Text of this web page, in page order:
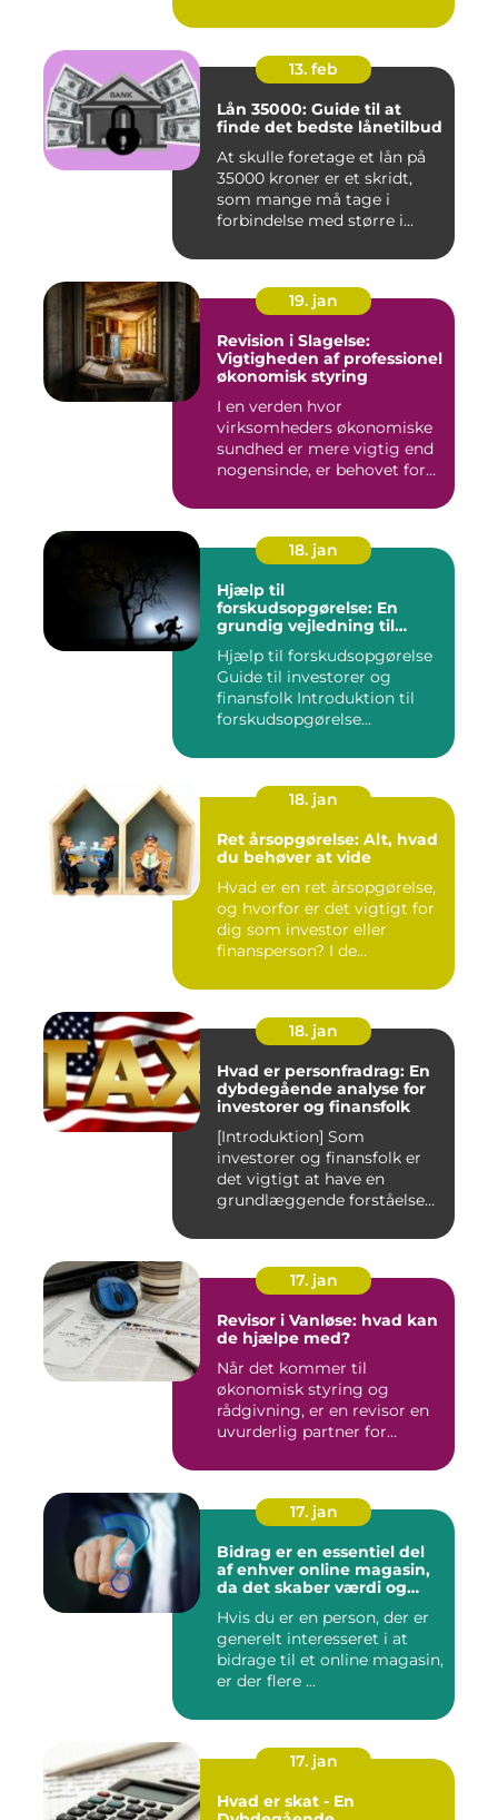
13. feb
Lån 35000: Guide til at
finde det bedste lånetilbud
At skulle foretage et lån på
35000 kroner er et skridt,
som mange må tage i
forbindelse med større i...
19. jan
Revision i Slagelse:
Vigtigheden af professionel
økonomisk styring
I en verden hvor
virksomheders økonomiske
sundhed er mere vigtig end
nogensinde, er behovet for
18. jan
Hjælp til
forskudsopgørelse: En
grundig vejledning til
Hjælp til forskudsopgørelse
Guide til investorer og
finansfolk Introduktion til
forskudsopgørelse...
18. jan
Ret årsopgørelse: Alt, hvad
du behøver at vide
Hvad er en ret årsopgørelse,
og hvorfor er det vigtigt for
dig som investor eller
finansperson? I de...
18. jan
Hvad er personfradrag: En
dybdegående analyse for
investorer og finansfolk
[Introduktion] Som
investorer og finansfolk er
det vigtigt at have en
grundlæggende forståelse
17. jan
Revisor i Vanløse: hvad kan
de hjælpe med?
Når det kommer til
økonomisk styring og
rådgivning, er en revisor en
uvurderlig partner for
17. jan
Bidrag er en essentiel del
af enhver online magasin,
da det skaber værdi og
engagerer læsere og
bidragsydere
Hvis du er en person, der er
generelt interesseret i at
bidrage til et online magasin,
er der flere ...
17. jan
Hvad er skat - En